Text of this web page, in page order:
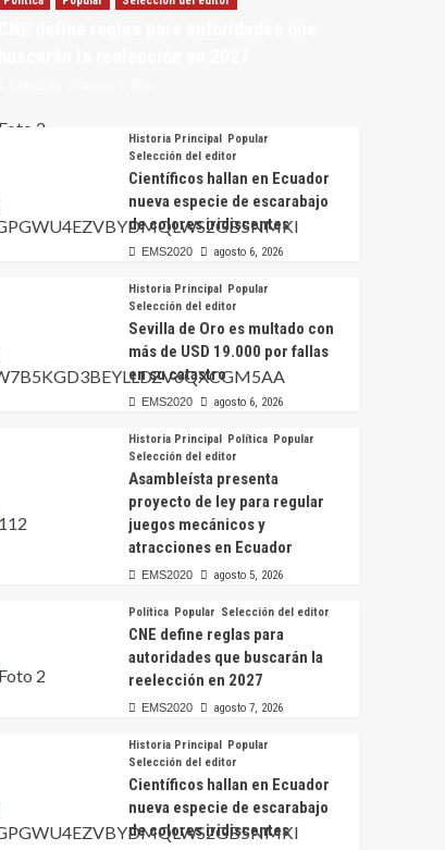
Historia Principal
Popular
Selección del editor
Científicos hallan en Ecuador
nueva especie de escarabajo
de colores iridiscentes
EMS2020 agosto 6, 2026
Historia Principal
Popular
Selección del editor
Sevilla de Oro es multado con
más de USD 19.000 por fallas
en su catastro
EMS2020 agosto 6, 2026
Historia Principal Política Popular
Selección del editor
Asambleísta presenta
proyecto de ley para regular
juegos mecánicos y
atracciones en Ecuador
EMS2020 agosto 5, 2026
Política Popular Selección del editor
CNE define reglas para
autoridades que buscarán la
reelección en 2027
EMS2020 agosto 7, 2026
Historia Principal
Popular
Selección del editor
Científicos hallan en Ecuador
nueva especie de escarabajo
de colores iridiscentes